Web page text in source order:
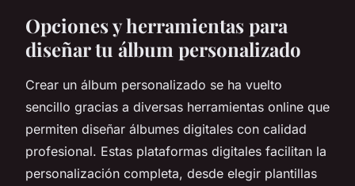
Opciones y herramientas para
diseñar tu álbum personalizado
Crear un álbum personalizado se ha vuelto
sencillo gracias a diversas herramientas online que
permiten diseñar álbumes digitales con calidad
profesional. Estas plataformas digitales facilitan la
personalización completa, desde elegir plantillas